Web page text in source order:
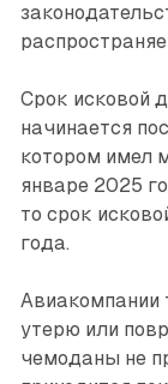
Срок исковой
начинается
котором имел
январе 2025
то срок
года.
Авиакомпании
утерю или
чемоданы не